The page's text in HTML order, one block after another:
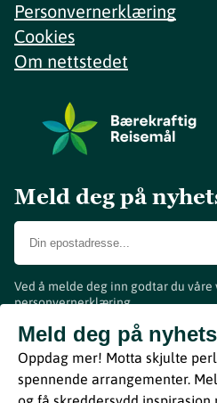
Personvernerklæring
Cookies
Om nettstedet
Meld deg på
Ved å melde deg inn godtar du
personvernerklæring.
Meld deg på
Oppdag mer! Motta skjulte
spennende arrangementer.
www.visitvestfold.com
Turistinformasjon
Vestfold Fylkeskommune
ByBreakfast